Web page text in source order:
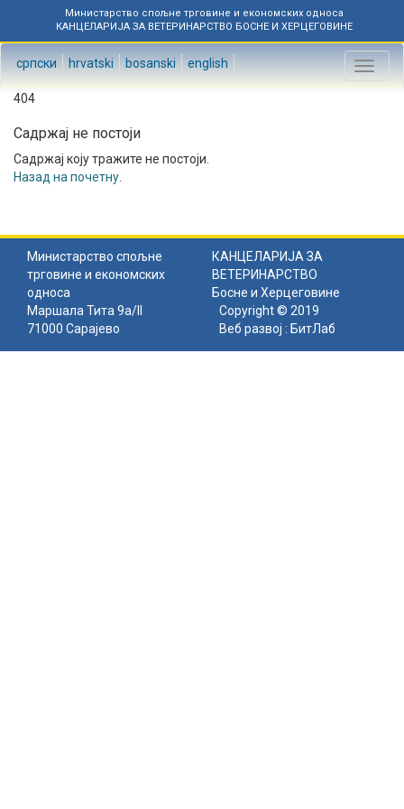
Министарство спољне трговине и економских односа
КАНЦЕЛАРИЈА ЗА ВЕТЕРИНАРСТВО БОСНЕ И ХЕРЦЕГОВИНЕ
српски hrvatski bosanski english
Toggle
404
Садржај не постоји
Садржај коју тражите не постоји.
Назад на почетну
Министарство спољне
трговине и економских
односа
КАНЦЕЛАРИЈА ЗА
ВЕТЕРИНАРСТВО
Босне и Херцеговине
Маршала Тита 9а/II
71000 Сарајево
Copyright © 2019
Веб развој : БитЛаб